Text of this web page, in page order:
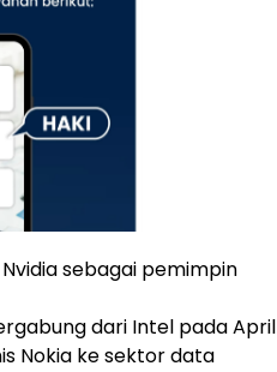
sebagai pemimpin
dari Intel pada April
Nokia ke sektor data